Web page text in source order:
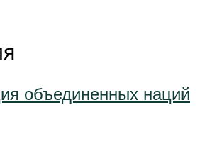
объединенных наций